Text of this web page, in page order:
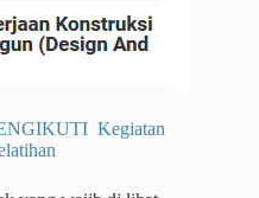
Kegiatan